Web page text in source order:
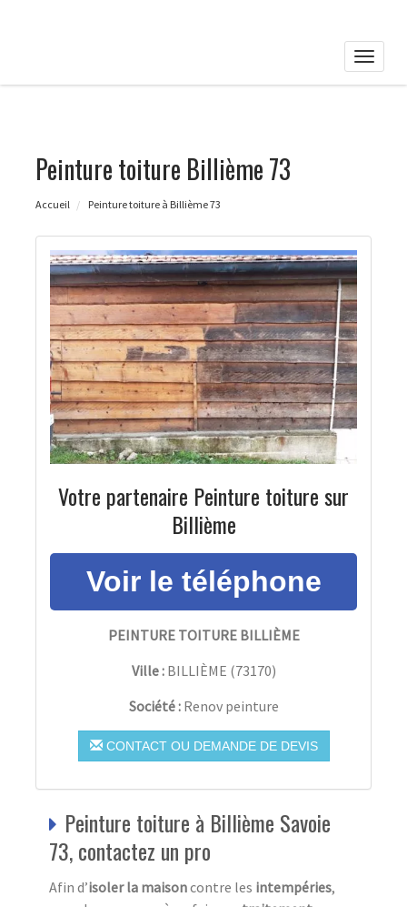
Toggle
Peinture toiture Billième 73
Accueil Peinture toiture à Billième 73
Votre partenaire Peinture toiture sur
Billième
PEINTURE TOITURE BILLIÈME
Ville : BILLIÈME (73170)
Société : Renov peinture
CONTACT OU DEMANDE DE DEVIS
Peinture toiture à Billième Savoie
73, contactez un pro
Afin d’isoler la maisoncontre les intempéries,